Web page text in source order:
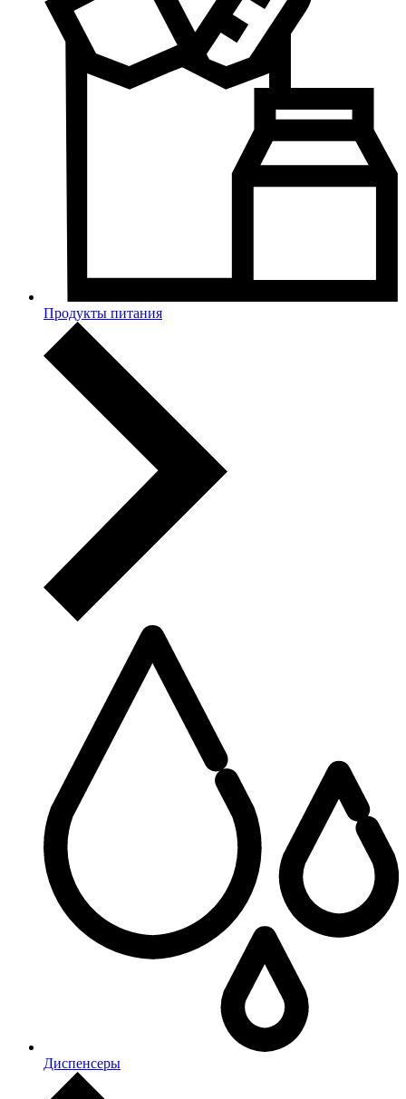
Продукты питания
Диспенсеры